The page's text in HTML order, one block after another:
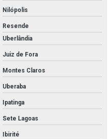
Nilópolis
Resende
Uberlândia
Juiz de Fora
Montes Claros
Uberaba
Ipatinga
Sete Lagoas
Ibirité